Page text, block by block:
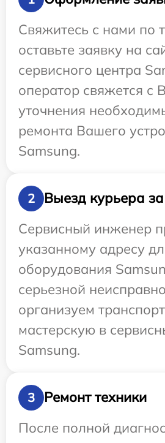
Свяжитесь с нами по
оставьте заявку на
сервисного центра
оператор свяжется с
уточнения
ремонта Вашего
Samsung.
2
Выезд курьера
Сервисный инженер
указанному адресу
оборудования
серьезной
организуем
мастерскую в
Samsung.
3
Ремонт техники
После полной